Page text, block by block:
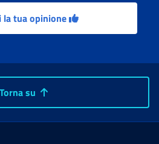
la tua opinione
Torna su